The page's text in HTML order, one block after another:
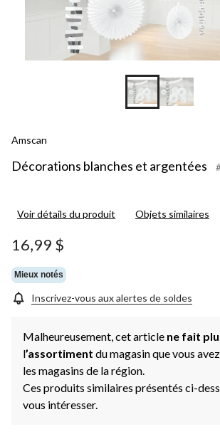
Amscan
Décorations blanches et argentées
Voir détails du produit Objets similaires
16,99 $
Mieux notés
Inscrivez-vous aux alertes de soldes
Malheureusement, cet article ne fait
l’assortiment du magasin que vous
les magasins de la région.
Ces produits similaires présentés ci-
vous intéresser.